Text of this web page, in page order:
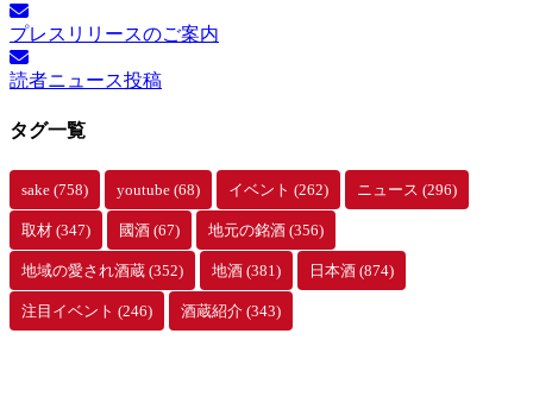
プレスリリースのご案内
読者ニュース投稿
タグ一覧
sake (758) youtube (68) イベント (262) ニュース (296)
取材 (347) 國酒 (67) 地元の銘酒 (356)
地域の愛され酒蔵 (352) 地酒 (381) 日本酒 (874)
注目イベント (246) 酒蔵紹介 (343)